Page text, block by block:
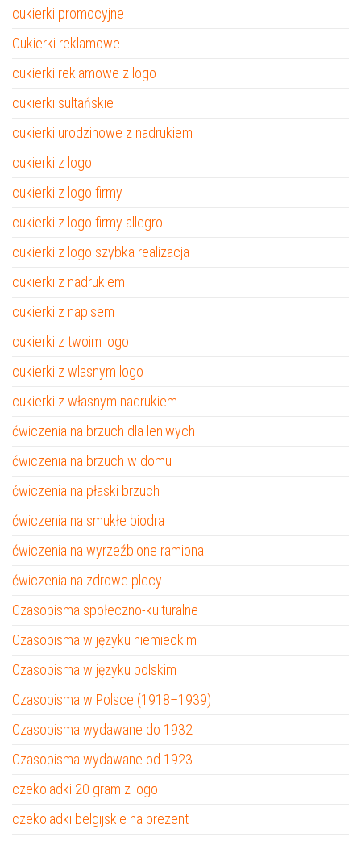
cukierki promocyjne
Cukierki reklamowe
cukierki reklamowe z logo
cukierki sultańskie
cukierki urodzinowe z nadrukiem
cukierki z logo
cukierki z logo firmy
cukierki z logo firmy allegro
cukierki z logo szybka realizacja
cukierki z nadrukiem
cukierki z napisem
cukierki z twoim logo
cukierki z wlasnym logo
cukierki z własnym nadrukiem
ćwiczenia na brzuch dla leniwych
ćwiczenia na brzuch w domu
ćwiczenia na płaski brzuch
ćwiczenia na smukłe biodra
ćwiczenia na wyrzeźbione ramiona
ćwiczenia na zdrowe plecy
Czasopisma społeczno-kulturalne
Czasopisma w języku niemieckim
Czasopisma w języku polskim
Czasopisma w Polsce (1918–1939)
Czasopisma wydawane do 1932
Czasopisma wydawane od 1923
czekoladki 20 gram z logo
czekoladki belgijskie na prezent